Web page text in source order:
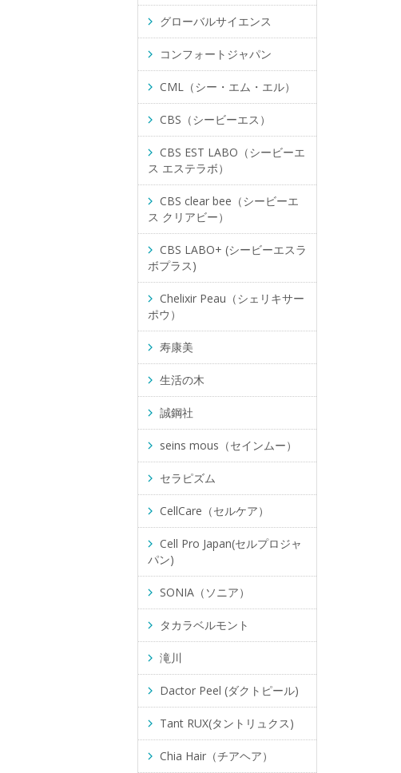
グローバルサイエンス
コンフォートジャパン
CML（シー・エム・エル）
CBS（シービーエス）
CBS EST LABO（シービーエ
ス エステラボ）
CBS clear bee（シービーエ
ス クリアビー）
CBS LABO+ (シービーエスラ
ボプラス)
Chelixir Peau（シェリキサー
ポウ）
寿康美
生活の木
誠鋼社
seins mous（セインムー）
セラピズム
CellCare（セルケア）
Cell Pro Japan(セルプロジャ
パン)
SONIA（ソニア）
タカラベルモント
滝川
Dactor Peel (ダクトピール)
Tant RUX(タントリュクス)
Chia Hair（チアヘア）